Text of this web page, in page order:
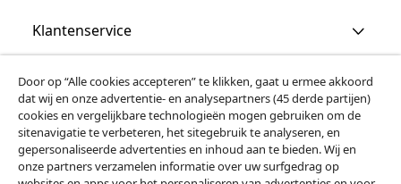
Klantenservice
Zakelijk
vidaXL
Door op “Alle cookies accepteren” te klikken, gaat u ermee akkoord
dat wij en onze advertentie- en analysepartners (45 derde partijen)
cookies en vergelijkbare technologieën mogen gebruiken om de
sitenavigatie te verbeteren, het sitegebruik te analyseren, en
gepersonaliseerde advertenties en inhoud aan te bieden. Wij en
onze partners verzamelen informatie over uw surfgedrag op